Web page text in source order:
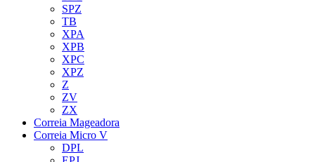
SPZ
TB
XPA
XPB
XPC
XPZ
Z
ZV
ZX
Correia Mageadora
Correia Micro V
DPL